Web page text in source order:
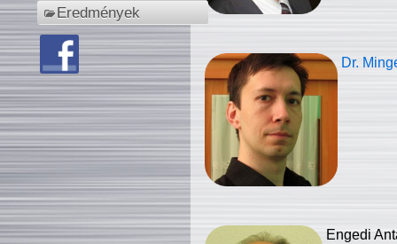
Eredmények
Dr.
Engedi